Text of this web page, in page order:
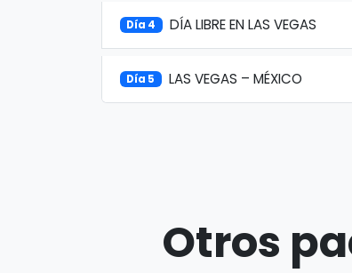
Día 4 DÍA LIBRE EN LAS VEGAS
Día 5 LAS VEGAS – MÉXICO
Otros